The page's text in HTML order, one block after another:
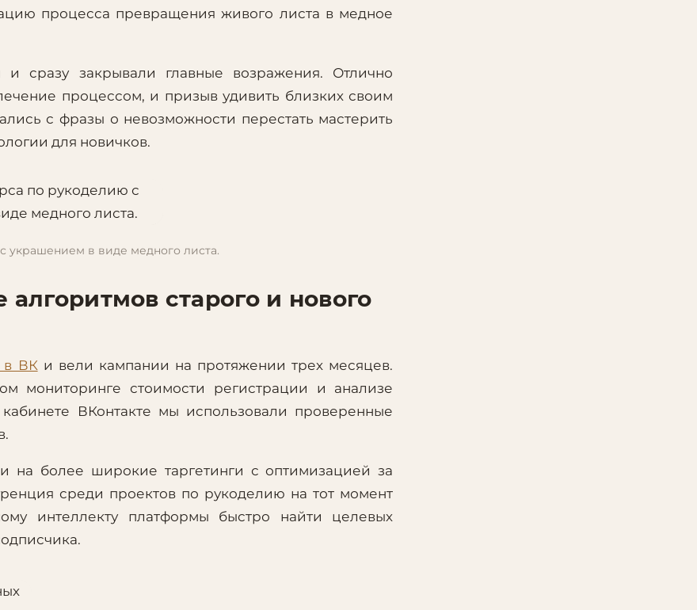
процесса превращения живого листа в медное
сразу закрывали главные возражения. Отлично
процессом, и призыв удивить близких своим
с фразы о невозможности перестать мастерить
для новичков.
украшением в виде медного листа.
старого и нового
в ВК и вели кампании на протяжении трех месяцев.
мониторинге стоимости регистрации и анализе
ВКонтакте мы использовали проверенные
на более широкие таргетинги с оптимизацией за
среди проектов по рукоделию на тот момент
интеллекту платформы быстро найти целевых